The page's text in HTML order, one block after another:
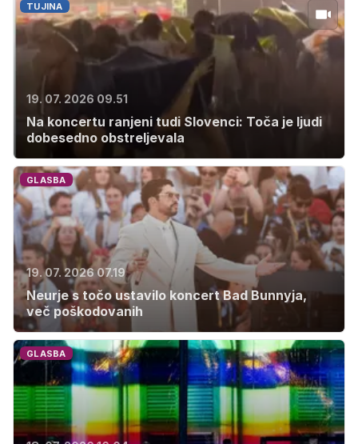
TUJINA
19. 07. 2026 09.51
Na koncertu ranjeni tudi Slovenci: Toča je ljudi
dobesedno obstreljevala
GLASBA
19. 07. 2026 07.19
Neurje s točo ustavilo koncert Bad Bunnyja,
več poškodovanih
GLASBA